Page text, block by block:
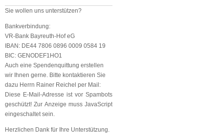
Sie wollen uns unterstützen?
Bankverbindung:
VR-Bank Bayreuth-Hof eG
IBAN: DE44 7806 0896 0009 0584 19
BIC: GENODEF1HO1
Auch eine Spendenquittung erstellen
wir Ihnen gerne. Bitte kontaktieren Sie
dazu Herrn Rainer Reichel per Mail:
Diese E-Mail-Adresse ist vor Spambots
geschützt! Zur Anzeige muss JavaScript
eingeschaltet sein.
Herzlichen Dank für Ihre Unterstützung.